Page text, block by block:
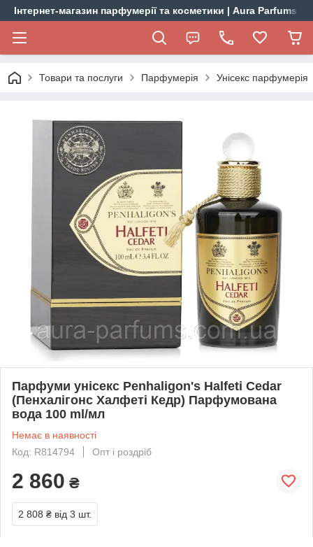
Інтернет-магазин парфумерії та косметики | Aura Parfums
Товари та послуги Парфумерія Унісекс парфумерія
Парфуми унісекс Penhaligon's Halfeti Cedar
(Пенхалігонс Халфеті Кедр) Парфумована
вода 100 ml/мл
Немає в наявності
Код: R814794
Опт і роздріб
2 860 ₴
2 808 ₴ від 3 шт.